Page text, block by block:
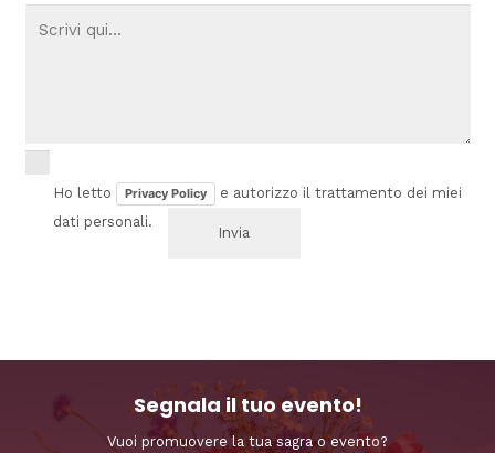
Ho letto Privacy Policy
e autorizzo il trattamento dei miei
dati personali.
Segnala il tuo evento!
Vuoi promuovere la tua sagra o evento?